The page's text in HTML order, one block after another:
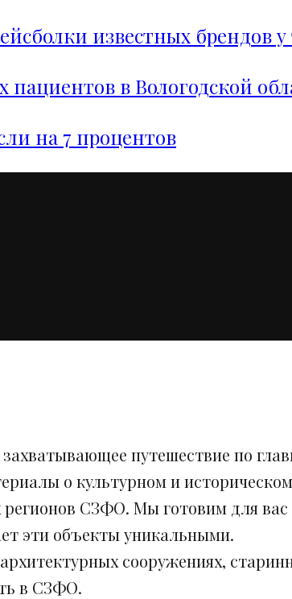
известных брендов у
пациентов в Вологодской
на 7 процентов
путешествие по
о культурном и
СЗФО. Мы готовим для
эти объекты уникальными.
сооружениях,
в СЗФО.